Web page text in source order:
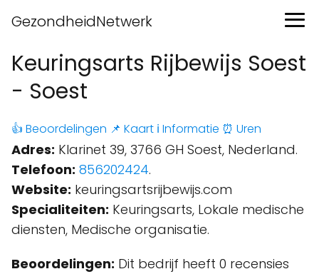
GezondheidNetwerk
Keuringsarts Rijbewijs Soest
- Soest
👍 Beoordelingen 📌 Kaart ℹ️ Informatie ⏰ Uren
Adres: Klarinet 39, 3766 GH Soest, Nederland.
Telefoon: 856202424.
Website: keuringsartsrijbewijs.com
Specialiteiten: Keuringsarts, Lokale medische
diensten, Medische organisatie.
Beoordelingen: Dit bedrijf heeft 0 recensies